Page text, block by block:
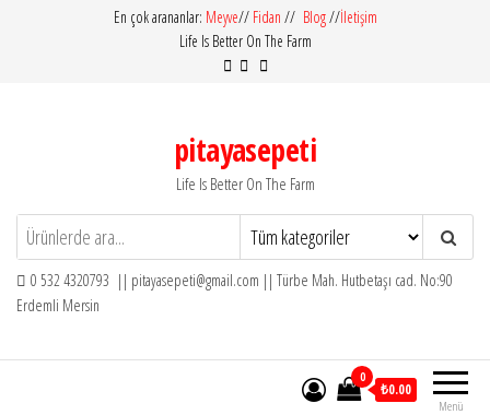
En çok arananlar: Meyve// Fidan // Blog//İletişim
Life Is Better On The Farm
pitayasepeti
Life Is Better On The Farm
0 532 4320793 || pitayasepeti@gmail.com || Türbe Mah. Hutbetaşı cad. No:90
Erdemli Mersin
Menü
0
₺0.00